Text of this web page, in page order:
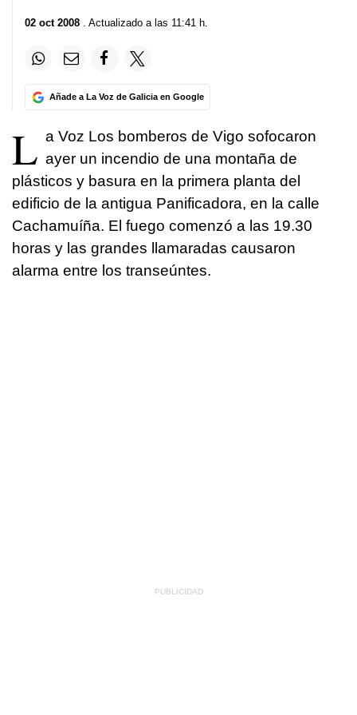
02 oct 2008 . Actualizado a las 11:41 h.
Añade a La Voz de Galicia en Google
L a Voz Los bomberos de Vigo sofocaron
ayer un incendio de una montaña de
plásticos y basura en la primera planta del
edificio de la antigua Panificadora, en la calle
Cachamuíña. El fuego comenzó a las 19.30
horas y las grandes llamaradas causaron
alarma entre los transeúntes.